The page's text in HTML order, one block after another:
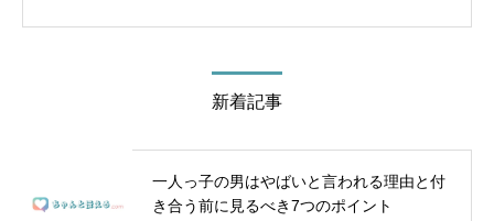
新着記事
一人っ子の男はやばいと言われる理由と付
き合う前に見るべき7つのポイント